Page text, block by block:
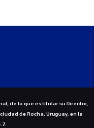
de la que es titular su Director,
ciudad de Rocha, Uruguay, en la